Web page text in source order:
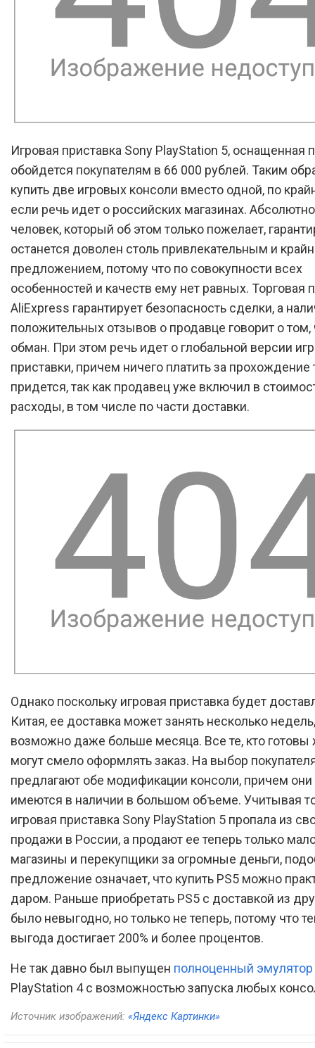
Игровая приставка Sony PlayStation 5, оснащенная
обойдется покупателям в 66 000 рублей. Таким
купить две игровых консоли вместо одной, по
если речь идет о российских магазинах.
человек, который об этом только пожелает,
останется доволен столь привлекательным и
предложением, потому что по совокупности всех
особенностей и качеств ему нет равных. Торговая
AliExpress гарантирует безопасность сделки, а
положительных отзывов о продавце говорит о том,
обман. При этом речь идет о глобальной версии
приставки, причем ничего платить за
придется, так как продавец уже включил в
расходы, в том числе по части доставки.
Однако поскольку игровая приставка будет
Китая, ее доставка может занять несколько
возможно даже больше месяца. Все те, кто готовы
могут смело оформлять заказ. На выбор
предлагают обе модификации консоли, причем они
имеются в наличии в большом объеме. Учитывая
игровая приставка Sony PlayStation 5 пропала из
продажи в России, а продают ее теперь только
магазины и перекупщики за огромные деньги,
предложение означает, что купить PS5 можно
даром. Раньше приобретать PS5 с доставкой из
было невыгодно, но только не теперь, потому что
выгода достигает 200% и более процентов.
Не так давно был выпущен полноценный эмулятор
PlayStation 4 с возможностью запуска любых
Источник изображений: «Яндекс Картинки»